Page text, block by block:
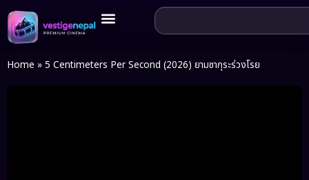
Home » 5 Centimeters Per Second (2026) ยามซากุระร่วงโรย